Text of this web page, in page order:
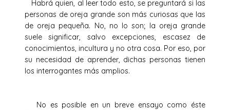
Habrá quien, al leer todo esto, se preguntará si las
personas de oreja grande son más curiosas que las
de oreja pequeña. No, no lo son; la oreja grande
suele significar, salvo excepciones, escasez de
conocimientos, incultura y no otra cosa. Por eso, por
su necesidad de aprender, dichas personas tienen
los interrogantes más amplios.
No es posible en un breve ensayo como éste